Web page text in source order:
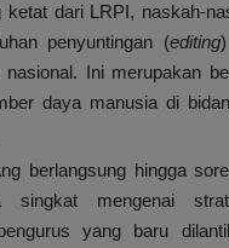
ketat dari LRPI, naskah-
penyuntingan (editing
Ini merupakan
daya manusia di
berlangsung hingga
singkat mengenai
yang baru